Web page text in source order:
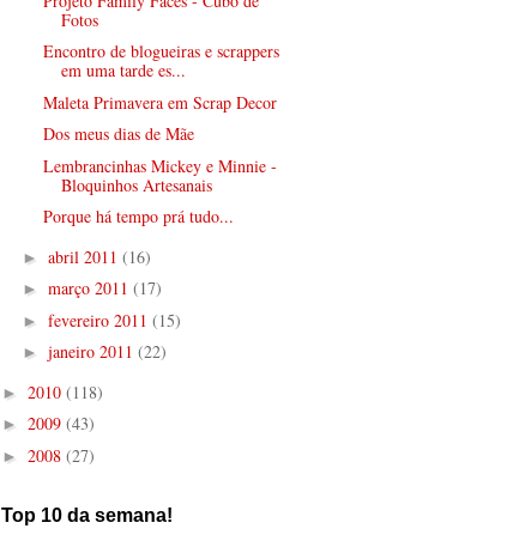
Fotos
Encontro de blogueiras e scrappers
em uma tarde es...
Maleta Primavera em Scrap Decor
Dos meus dias de Mãe
Lembrancinhas Mickey e Minnie -
Bloquinhos Artesanais
Porque há tempo prá tudo...
► abril 2011 (16)
► março 2011 (17)
► fevereiro 2011 (15)
► janeiro 2011 (22)
► 2010 (118)
► 2009 (43)
► 2008 (27)
Top 10 da semana!